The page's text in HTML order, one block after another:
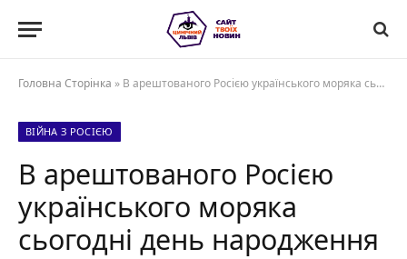
Головна Сторінка » В арештованого Росією українського моряка сьогодні день народження
ВІЙНА З РОСІЄЮ
В арештованого Росією
українського моряка
сьогодні день народження